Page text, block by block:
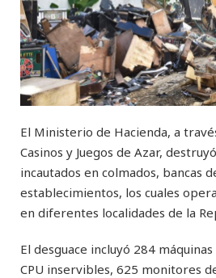
El Ministerio de Hacienda, a
Casinos y Juegos de Azar,
incautados en colmados, bancas
establecimientos, los cuales
en diferentes localidades de la
El desguace incluyó 284
CPU inservibles, 625 monitores